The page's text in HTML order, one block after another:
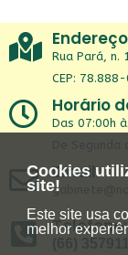
Cookies
site!
Este site usa
melhor
Rua Pará, n.
CEP:
Horário
Das 07:00h
De
Email:
Telefone:
(66)